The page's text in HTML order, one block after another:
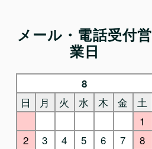
メール・電話受付営
業日
8
日 月 火 水 木 金
土
1
2
3 4 5 6 7
8